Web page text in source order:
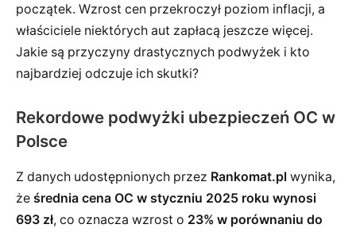
początek. Wzrost cen przekroczył poziom inflacji, a
właściciele niektórych aut zapłacą jeszcze więcej.
Jakie są przyczyny drastycznych podwyżek i kto
najbardziej odczuje ich skutki?
Rekordowe podwyżki ubezpieczeń OC w
Polsce
Z danych udostępnionych przez Rankomat.pl wynika,
że średnia cena OC w styczniu 2025 roku wynosi
693 zł, co oznacza wzrost o 23% w porównaniu do